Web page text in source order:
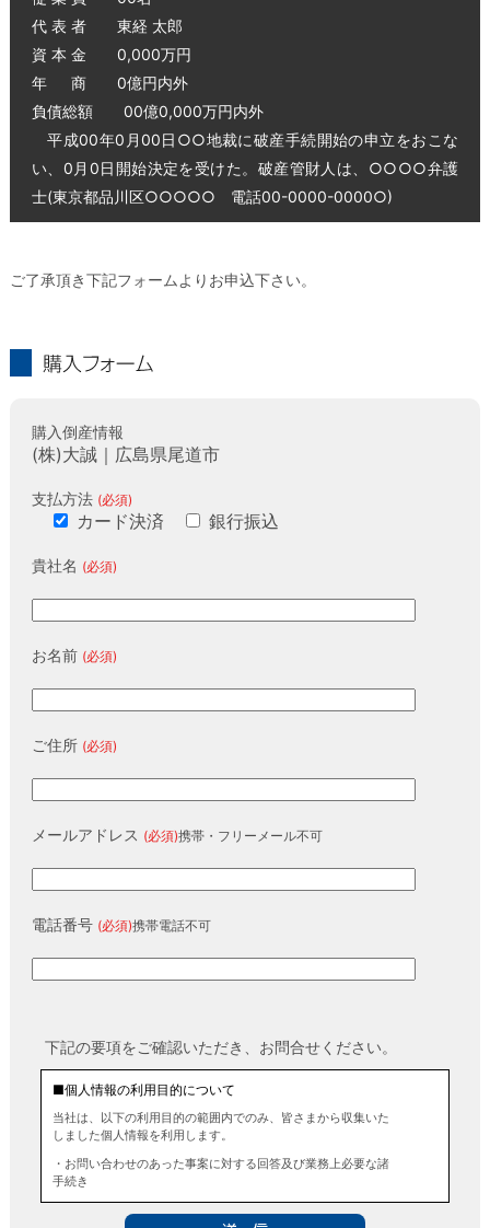
代 表 者 東経 太郎
資 本 金 0,000万円
年 商 0億円内外
負債総額 00億0,000万円内外
平成00年0月00日○○地裁に破産手続開始の申立をおこな
い、0月0日開始決定を受けた。破産管財人は、○○○○弁護
士(東京都品川区○○○○○ 電話00-0000-0000○)
ご了承頂き下記フォームよりお申込下さい。
購入倒産情報
(株)大誠｜広島県尾道市
支払方法 (必須)
カード決済 銀行振込
貴社名 (必須)
お名前 (必須)
ご住所 (必須)
メールアドレス (必須)携帯・フリーメール不可
電話番号 (必須)携帯電話不可
下記の要項をご確認いただき、お問合せください。
■個人情報の利用目的について
当社は、以下の利用目的の範囲内でのみ、皆さまから収集いた
しました個人情報を利用します。
・お問い合わせのあった事案に対する回答及び業務上必要な諸
手続き